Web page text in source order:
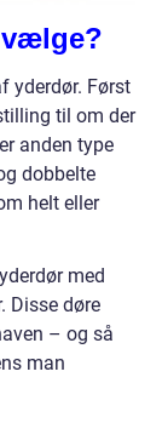
yderdør. Først
til om der
anden type
dobbelte
helt eller
med
Disse døre
– og så
man